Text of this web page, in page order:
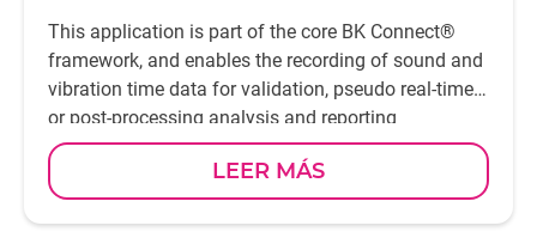
This application is part of the core BK Connect®
framework, and enables the recording of sound and
vibration time data for validation, pseudo real-time
or post-processing analysis and reporting
LEER MÁS